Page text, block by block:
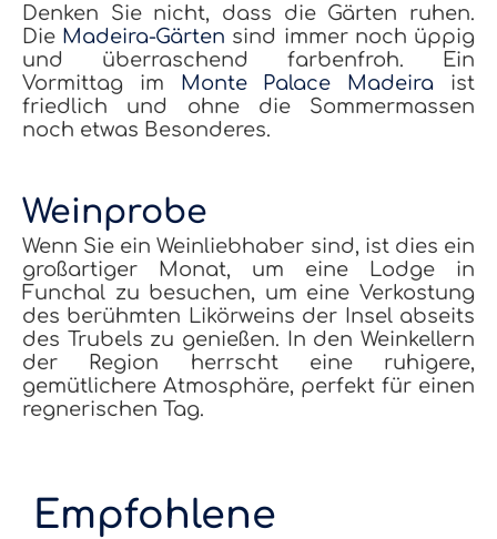
Denken Sie nicht, dass die Gärten ruhen.
Die Madeira-Gärten sind immer noch üppig
und überraschend farbenfroh. Ein
Vormittag im
Monte Palace Madeira ist
friedlich und ohne die Sommermassen
noch etwas Besonderes.
Weinprobe
Wenn Sie ein Weinliebhaber sind, ist dies ein
großartiger Monat, um eine Lodge in
Funchal zu besuchen, um eine Verkostung
des berühmten Likörweins der Insel abseits
des Trubels zu genießen. In den Weinkellern
der Region herrscht eine ruhigere,
gemütlichere Atmosphäre, perfekt für einen
regnerischen Tag.
Empfohlene